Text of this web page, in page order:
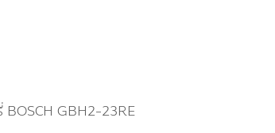
BOSCH GBH2-23RE